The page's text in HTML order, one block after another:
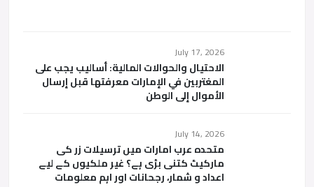
July 17, 2026
الاحتيال والحوالات المالية: أساليب يجب على
المغتربين في الإمارات معرفتها قبل إرسال
الأموال إلى الوطن
July 14, 2026
متحدہ عرب امارات میں ترسیلات زر کی
مارکیٹ کتنی بڑی ہے؟ غیر ملکیوں کے لیے
اعداد و شمار، رجحانات اور اہم معلومات